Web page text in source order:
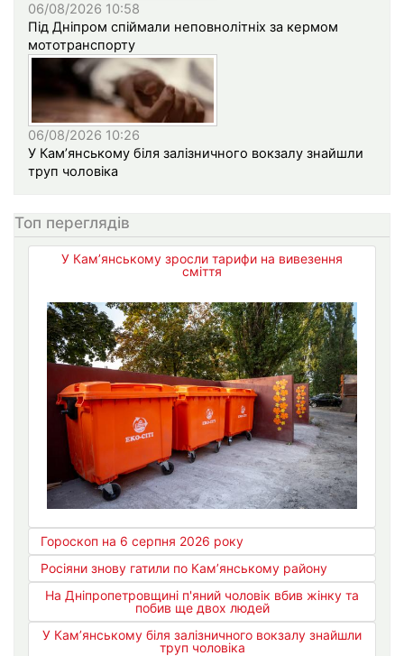
06/08/2026 10:58
Під Дніпром спіймали неповнолітніх за кермом
мототранспорту
06/08/2026 10:26
У Кам’янському біля залізничного вокзалу знайшли
труп чоловіка
Топ переглядів
У Кам’янському зросли тарифи на вивезення
сміття
Гороскоп на 6 серпня 2026 року
Росіяни знову гатили по Кам’янському району
На Дніпропетровщині п'яний чоловік вбив жінку та
побив ще двох людей
У Кам’янському біля залізничного вокзалу знайшли
труп чоловіка